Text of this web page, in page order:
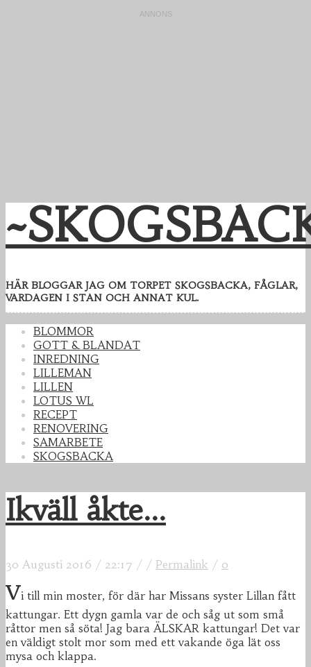
HÄR BLOGGAR JAG OM TORPET SKOGSBACKA, FÅGLAR,
VARDAGEN I STAN OCH ANNAT KUL.
BLOMMOR
GOTT & BLANDAT
INREDNING
LILLEMAN
LILLEN
LOTUS WL
RECEPT
RENOVERING
SAMARBETE
SKOGSBACKA
Ikväll åkte...
30 Augusti 2016 / 22:17 / / Permalink / 0
vi till min moster, för där har Missans syster Lillan fått
kattungar. Ett dygn gamla var de och såg ut som små
råttor men så söta! Jag bara ÄLSKAR kattungar! Det var
en väldigt stolt mor som med ett vakande öga lät oss
mysa och klappa.